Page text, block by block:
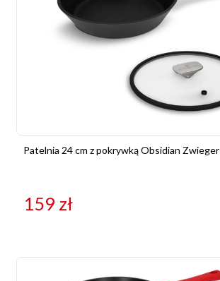
Patelnia 24 cm z pokrywką Obsidian Zwieger
159 zł